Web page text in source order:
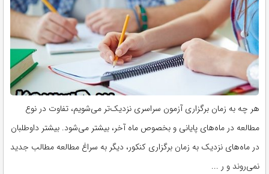
هر چه به زمان برگزاری آزمون سراسری نزدیک‌تر می‌شویم، تفاوت در نوع
مطالعه در ماه‌های پایانی و بخصوص ماه آخر، بیشتر می‌شود. بیشتر داوطلبان
در ماه‌های نزدیک به زمان برگزاری کنکور، دیگر به سراغ مطالعه مطالب جدید
نمی‌روند و ر ...